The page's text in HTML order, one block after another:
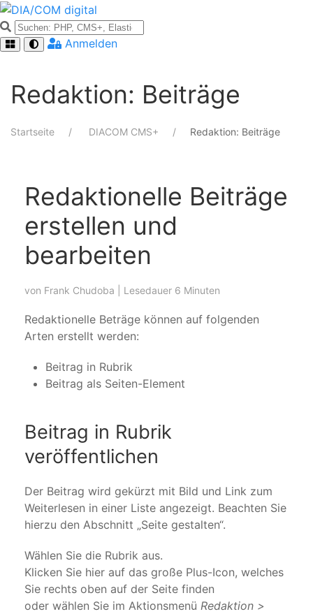
Anmelden
Redaktion: Beiträge
Startseite DIACOM CMS+ Redaktion: Beiträge
Redaktionelle Beiträge
erstellen und
bearbeiten
von Frank Chudoba | Lesedauer 6 Minuten
Redaktionelle Beträge können auf folgenden
Arten erstellt werden:
Beitrag in Rubrik
Beitrag als Seiten-Element
Beitrag in Rubrik
veröffentlichen
Der Beitrag wird gekürzt mit Bild und Link zum
Weiterlesen in einer Liste angezeigt. Beachten Sie
hierzu den Abschnitt „Seite gestalten“.
Wählen Sie die Rubrik aus.
Klicken Sie hier auf das große Plus-Icon, welches
Sie rechts oben auf der Seite finden
oder wählen Sie im Aktionsmenü Redaktion >